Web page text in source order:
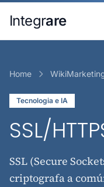
Integrare
Home
Tecnologia e IA
SSL/
SSL (Secure
criptografa a